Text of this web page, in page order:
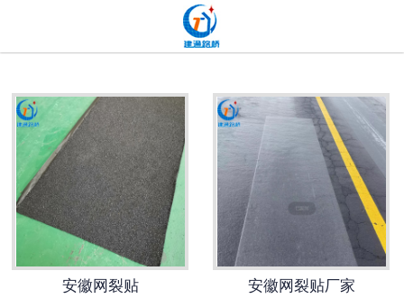
网站首页
抗裂贴
高分子道路密封胶
双面贴
网裂贴
安徽网裂贴
安徽网裂贴厂家